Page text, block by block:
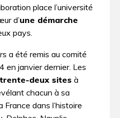
place l’université
d’une démarche
pays.
a été remis au comité
en janvier dernier. Les
trente­-­deux sites à
chacun à sa
France dans l’histoire